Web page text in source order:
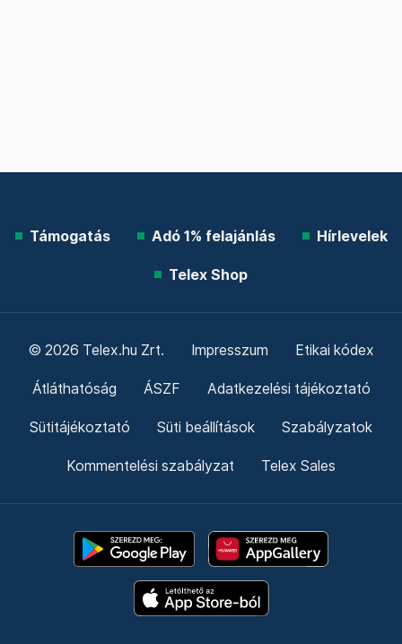
Támogatás Adó 1% felajánlás Hírlevelek
Telex Shop
© 2026 Telex.hu Zrt. Impresszum Etikai kódex
Átláthatóság ÁSZF Adatkezelési tájékoztató
Sütitájékoztató Süti beállítások Szabályzatok
Kommentelési szabályzat Telex Sales